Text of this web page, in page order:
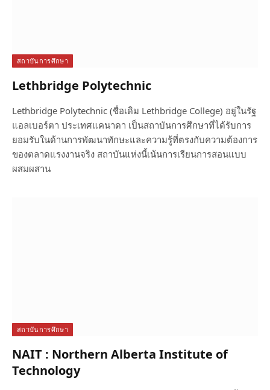
สถาบันการศึกษา
Lethbridge Polytechnic
Lethbridge Polytechnic (ชื่อเดิม Lethbridge College) อยู่ในรัฐ
แอลเบอร์ตา ประเทศแคนาดา เป็นสถาบันการศึกษาที่ได้รับการ
ยอมรับในด้านการพัฒนาทักษะและความรู้ที่ตรงกับความต้องการ
ของตลาดแรงงานจริง สถาบันแห่งนี้เน้นการเรียนการสอนแบบ
ผสมผสาน
สถาบันการศึกษา
NAIT : Northern Alberta Institute of
Technology